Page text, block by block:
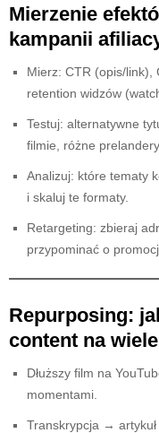
Mierzenie
kampanii
Mierz: CTR (opis/
retention widzów
Testuj: alternatywne
filmie, różne prelandery.
Analizuj: które tematy
i skaluj te formaty.
Retargeting: zbieraj
przypominać o
Repurposing:
content na
Dłuższy film na
momentami.
Transkrypcja →